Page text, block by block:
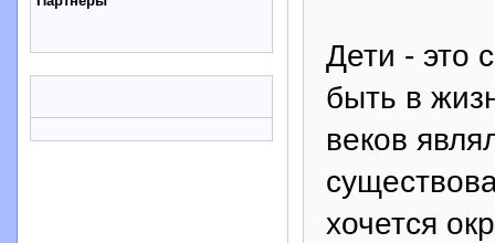
Дети - это
быть в
веков
хочется